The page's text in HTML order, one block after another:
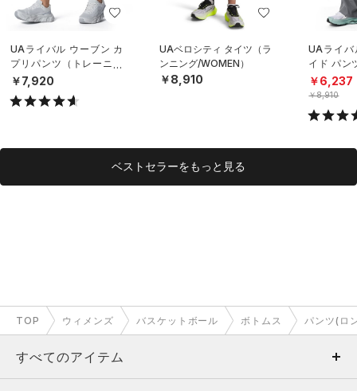
UAライバル ウーブン カ
プリパンツ（トレーニン
グ/WOMEN）
￥7,920
UAベロシティ タイツ（ラ
ンニング/WOMEN）
￥8,910
UAライバ
イド パン
イル/
￥6,237
￥8,910
ベストセラーをもっと見る
TOP ウィメンズ バスケットボール ボトムス パンツ(ロ
すべてのアイテム